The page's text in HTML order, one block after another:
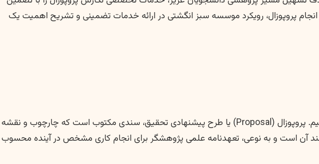
پروپوزال، رویکرد موسسه سبز انگشتی در ارائه خدمات تضمینی و تشریح اهمیت یک
پیش از ورود به بحث هزینه و قیمت، ضروری است تا درک درستی از ماهیت و اهمیت پروپوزال داشته باشیم. پروپوزال (Proposal) یا طرح پیشنهادی تحقیق، سندی مکتوب است که چارچوب و نقشه
آن است و به نوعی، تعهدنامه علمی پژوهشگر برای انجام کاری مشخص در آینده محسوب